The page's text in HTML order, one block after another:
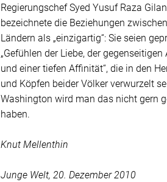
Regierungschef Syed Yusuf Raza
bezeichnete die Beziehungen
Ländern als „einzigartig“: Sie seien
„Gefühlen der Liebe, der
und einer tiefen Affinität“, die in den
und Köpfen beider Völker verwurzelt
Washington wird man das nicht gern
haben.
Knut Mellenthin
Junge Welt, 20. Dezember 2010